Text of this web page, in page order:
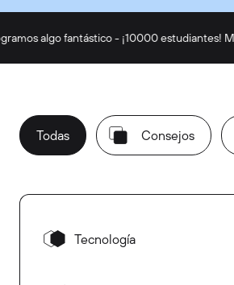
algo fantástico - ¡10000 estudiantes!
Todas Consejos
Tecnología